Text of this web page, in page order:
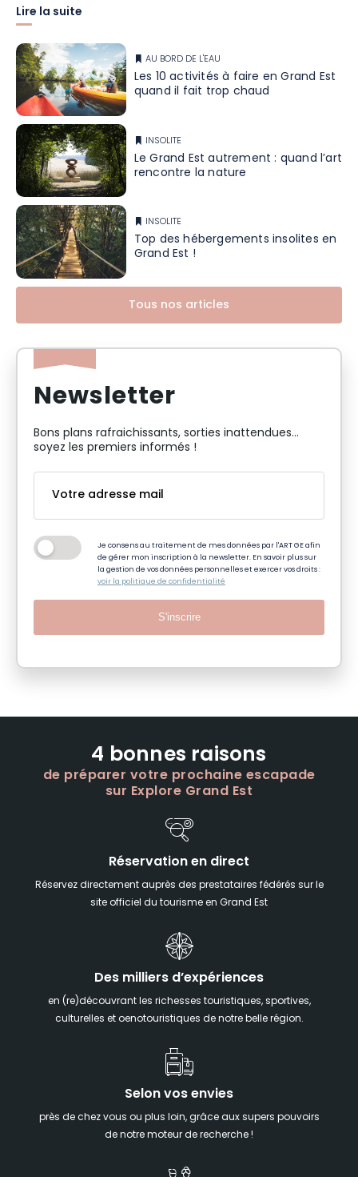
Lire la suite
AU BORD DE L'EAU
Les 10 activités à faire en Grand Est
quand il fait trop chaud
INSOLITE
Le Grand Est autrement : quand l’art
rencontre la nature
INSOLITE
Top des hébergements insolites en
Grand Est !
Tous nos articles
Newsletter
Bons plans rafraichissants, sorties inattendues…
soyez les premiers informés !
Je consens au traitement de mes données par l'ART GE afin
de gérer mon inscription à la newsletter. En savoir plus sur
la gestion de vos données personnelles et exercer vos droits :
voir la politique de confidentialité
S'inscrire
4 bonnes raisons
de préparer votre prochaine escapade
sur Explore Grand Est
Réservation en direct
Réservez directement auprès des prestataires fédérés sur le
site officiel du tourisme en Grand Est
Des milliers d’expériences
en (re)découvrant les richesses touristiques, sportives,
culturelles et oenotouristiques de notre belle région.
Selon vos envies
près de chez vous ou plus loin, grâce aux supers pouvoirs
de notre moteur de recherche !